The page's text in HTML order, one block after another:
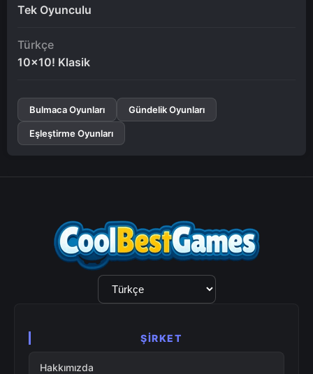
Tek Oyunculu
Türkçe
10x10! Klasik
Bulmaca Oyunları Gündelik Oyunları
Eşleştirme Oyunları
Dil
Seçimi
ŞIRKET
Hakkımızda